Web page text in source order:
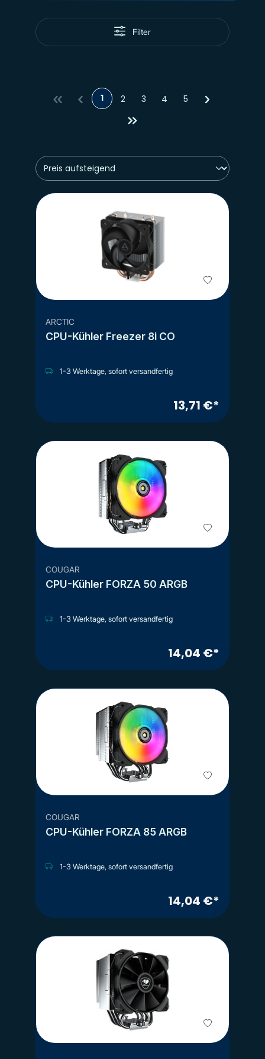
Filter
1 2 3 4 5
ARCTIC
CPU-Kühler Freezer 8i CO
1-3 Werktage, sofort versandfertig
13,71 €*
COUGAR
CPU-Kühler FORZA 50 ARGB
1-3 Werktage, sofort versandfertig
14,04 €*
COUGAR
CPU-Kühler FORZA 85 ARGB
1-3 Werktage, sofort versandfertig
14,04 €*